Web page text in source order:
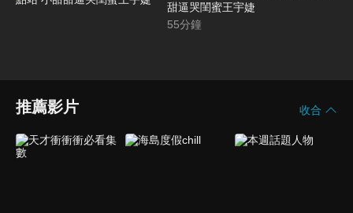
甜逼哭閨蜜王宇婕
55分鐘
推薦影片 收合